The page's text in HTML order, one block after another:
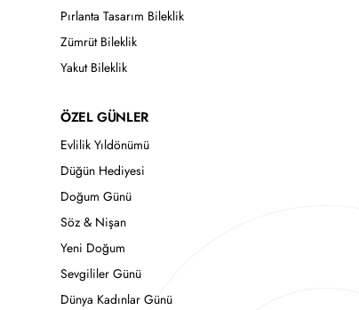
Pırlanta Tasarım Bileklik
Zümrüt Bileklik
Yakut Bileklik
ÖZEL GÜNLER
Evlilik Yıldönümü
Düğün Hediyesi
Doğum Günü
Söz & Nişan
Yeni Doğum
Sevgililer Günü
Dünya Kadınlar Günü